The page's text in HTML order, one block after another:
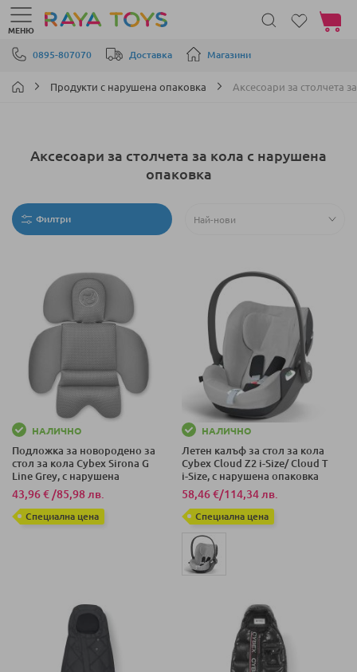
Прескачане към съдържанието
0895-807070 Доставка Магазини
МЕНЮ
Моята
Продукти с нарушена опаковка Аксесоари за столчета
Аксесоари за столчета за кола с нарушена
опаковка
Филтри
НАЛИЧНО
Подложка за новородено за
стол за кола Cybex Sirona G
Line Grey, с нарушена
опаковка
43,96 € /85,98 лв.
Специална цена
НАЛИЧНО
Летен калъф за стол за кола
Cybex Cloud Z2 i-Size/ Cloud T
i-Size, с нарушена опаковка
58,46 €/114,34 лв.
Специална цена